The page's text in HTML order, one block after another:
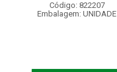
Código: 822207
Embalagem: UNIDADE